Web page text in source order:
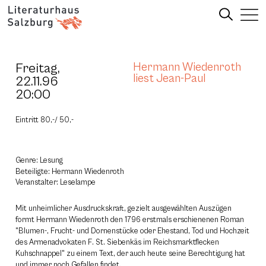
Freitag,
22.11.96
20:00
Hermann Wiedenroth
liest Jean-Paul
Eintritt 80,-/ 50,-
Genre: Lesung
Beteiligte: Hermann Wiedenroth
Veranstalter: Leselampe
Mit unheimlicher Ausdruckskraft, gezielt ausgewählten Auszügen
formt Hermann Wiedenroth den 1796 erstmals erschienenen Roman
"Blumen-, Frucht- und Dornenstücke oder Ehestand, Tod und Hochzeit
des Armenadvokaten F. St. Siebenkäs im Reichsmarktflecken
Kuhschnappel" zu einem Text, der auch heute seine Berechtigung hat